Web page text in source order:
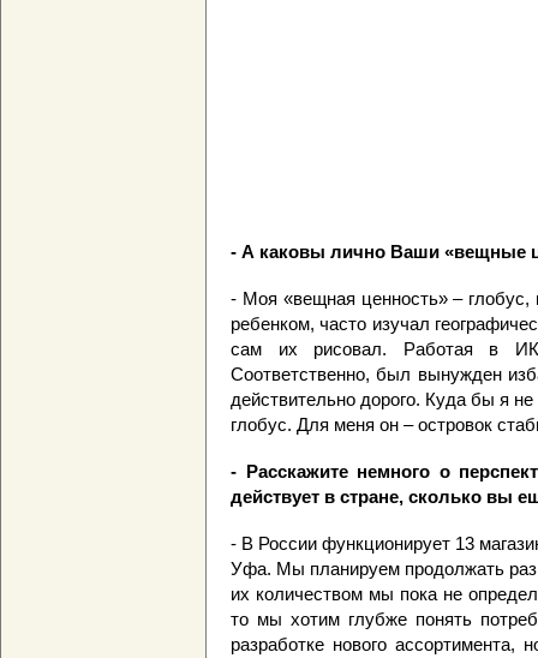
- А каковы лично Ваши «вещные
- Моя «вещная ценность» –
ребенком, часто изучал
сам их рисовал. Работая в
Соответственно, был вынужден
действительно дорого. Куда бы я
глобус. Для меня он – островок
- Расскажите немного о
действует в стране, сколько вы
- В России функционирует 13
Уфа. Мы планируем продолжать
их количеством мы пока не
то мы хотим глубже понять
разработке нового